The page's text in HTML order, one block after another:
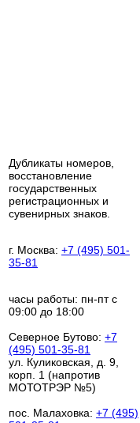
Дубликаты номеров,
восстановление
государственных
регистрационных и
сувенирных знаков.
г. Москва: +7 (495) 501-
35-81
часы работы: пн-пт с
09:00 до 18:00
Северное Бутово: +7
(495) 501-35-81
ул. Куликовская, д. 9,
корп. 1 (напротив
МОТОТРЭР №5)
пос. Малаховка: +7 (495)